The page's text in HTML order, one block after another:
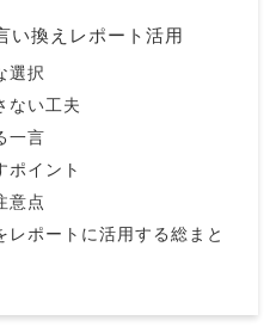
い換えレポート活用
選択
ない工夫
一言
ポイント
意点
レポートに活用する総まと